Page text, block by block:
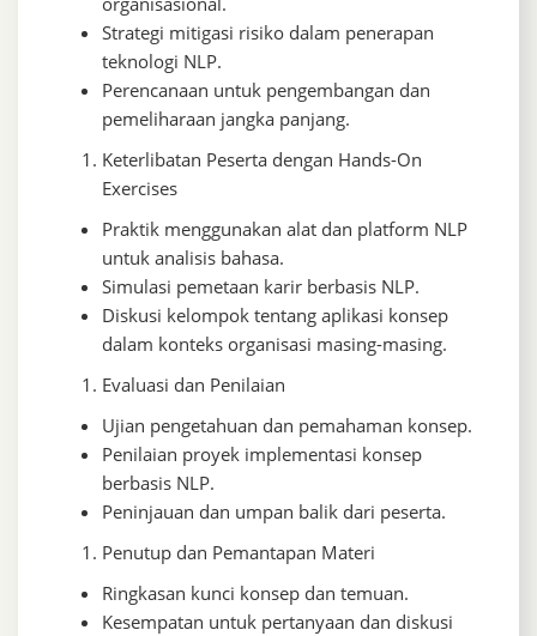
Strategi mitigasi risiko dalam penerapan
teknologi NLP.
Perencanaan untuk pengembangan dan
pemeliharaan jangka panjang.
Keterlibatan Peserta dengan Hands-On
Exercises
Praktik menggunakan alat dan platform NLP
untuk analisis bahasa.
Simulasi pemetaan karir berbasis NLP.
Diskusi kelompok tentang aplikasi konsep
dalam konteks organisasi masing-masing.
Evaluasi dan Penilaian
Ujian pengetahuan dan pemahaman konsep.
Penilaian proyek implementasi konsep
berbasis NLP.
Peninjauan dan umpan balik dari peserta.
Penutup dan Pemantapan Materi
Ringkasan kunci konsep dan temuan.
Kesempatan untuk pertanyaan dan diskusi